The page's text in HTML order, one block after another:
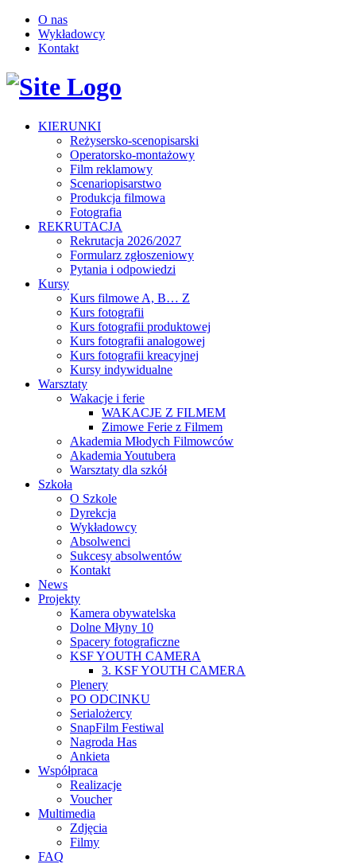
O nas
Wykładowcy
Kontakt
KIERUNKI
Reżysersko-scenopisarski
Operatorsko-montażowy
Film reklamowy
Scenariopisarstwo
Produkcja filmowa
Fotografia
REKRUTACJA
Rekrutacja 2026/2027
Formularz zgłoszeniowy
Pytania i odpowiedzi
Kursy
Kurs filmowe A, B… Z
Kurs fotografii
Kurs fotografii produktowej
Kurs fotografii analogowej
Kurs fotografii kreacyjnej
Kursy indywidualne
Warsztaty
Wakacje i ferie
WAKACJE Z FILMEM
Zimowe Ferie z Filmem
Akademia Młodych Filmowców
Akademia Youtubera
Warsztaty dla szkół
Szkoła
O Szkole
Dyrekcja
Wykładowcy
Absolwenci
Sukcesy absolwentów
Kontakt
News
Projekty
Kamera obywatelska
Dolne Młyny 10
Spacery fotograficzne
KSF YOUTH CAMERA
3. KSF YOUTH CAMERA
Plenery
PO ODCINKU
Serialożercy
SnapFilm Festiwal
Nagroda Has
Ankieta
Współpraca
Realizacje
Voucher
Multimedia
Zdjęcia
Filmy
FAQ